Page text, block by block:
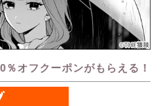
％オフクーポンがもらえる！